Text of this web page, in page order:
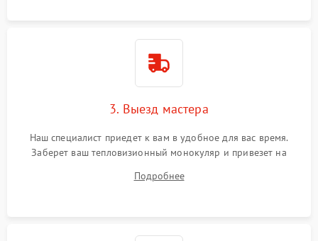
3. Выезд мастера
Наш специалист приедет к вам в удобное для вас время.
Заберет ваш тепловизионный монокуляр и привезет на
Подробнее